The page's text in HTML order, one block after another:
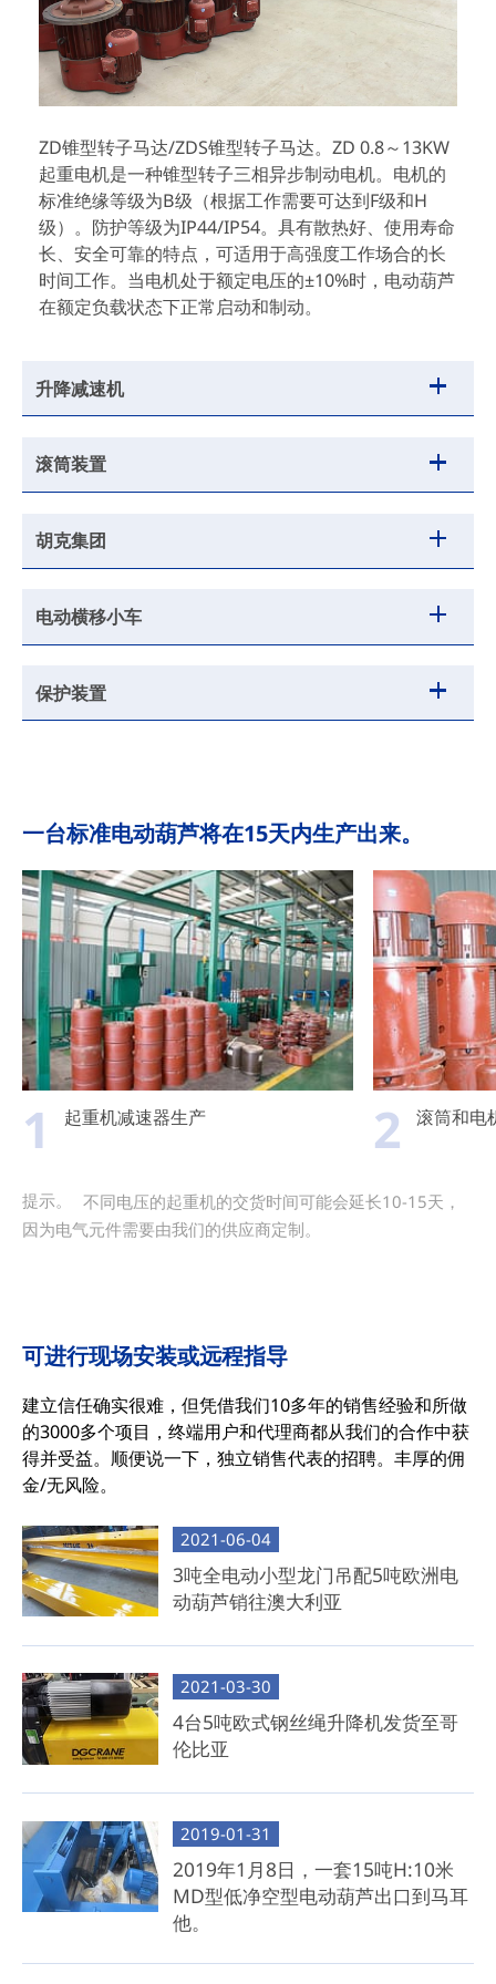
ZD锥型转子马达/ZDS锥型转子马达。ZD 0.8～13KW
起重电机是一种锥型转子三相异步制动电机。电机的
标准绝缘等级为B级（根据工作需要可达到F级和H
级）。防护等级为IP44/IP54。具有散热好、使用寿命
长、安全可靠的特点，可适用于高强度工作场合的长
时间工作。当电机处于额定电压的±10%时，电动葫芦
在额定负载状态下正常启动和制动。
升降减速机
滚筒装置
胡克集团
电动横移小车
保护装置
一台标准电动葫芦将在15天内生产出来。
1 起重机减速器生产 2 滚筒和电
提示。
不同电压的起重机的交货时间可能会延长10-15天，
因为电气元件需要由我们的供应商定制。
可进行现场安装或远程指导
建立信任确实很难，但凭借我们10多年的销售经验和所做
的3000多个项目，终端用户和代理商都从我们的合作中获
得并受益。顺便说一下，独立销售代表的招聘。丰厚的佣
金/无风险。
2021-06-04
3吨全电动小型龙门吊配5吨欧洲电
动葫芦销往澳大利亚
2021-03-30
4台5吨欧式钢丝绳升降机发货至哥
伦比亚
2019-01-31
2019年1月8日，一套15吨H:10米
MD型低净空型电动葫芦出口到马耳
他。